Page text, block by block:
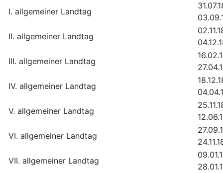
I. allgemeiner Landtag
II. allgemeiner Landtag
III. allgemeiner Landtag
IV. allgemeiner Landtag
V. allgemeiner Landtag
VI. allgemeiner Landtag
VII. allgemeiner Landtag